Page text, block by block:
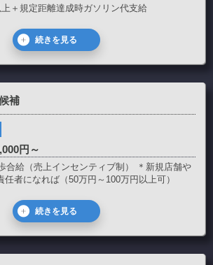
＋規定距離達成時ガソリン代支給
続きを見る
補
円～
合給（売上インセンティブ制） ＊新規店舗や
任者になれば（50万円～100万円以上可）
続きを見る